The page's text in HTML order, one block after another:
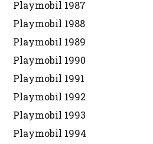
Playmobil 1987
Playmobil 1988
Playmobil 1989
Playmobil 1990
Playmobil 1991
Playmobil 1992
Playmobil 1993
Playmobil 1994